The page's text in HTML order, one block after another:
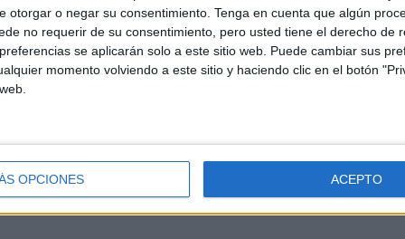
otorgar o negar su consentimiento. Tenga en cuenta que algún
no requerir de su consentimiento, pero usted tiene el derecho de
se aplicarán solo a este sitio web. Puede cambiar sus
momento volviendo a este sitio y haciendo clic en el botón
OPCIONES ACEPTO
la segunda licitación, añade el Ministerio.
Sector Público existen mecanismos que garantizan la
vencido sea remplazado por otro.